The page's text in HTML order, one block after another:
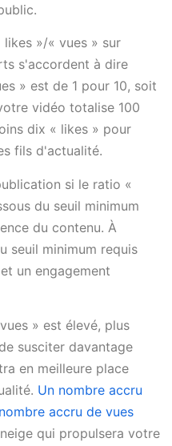
»/« vues » sur
s'accordent à dire
» est de 1 pour 10, soit
vidéo totalise 100
dix « likes » pour
fils d'actualité.
si le ratio «
du seuil minimum
du contenu. À
seuil minimum requis
un engagement
» est élevé, plus
susciter davantage
en meilleure place
Un nombre accru
accru de vues
qui propulsera votre